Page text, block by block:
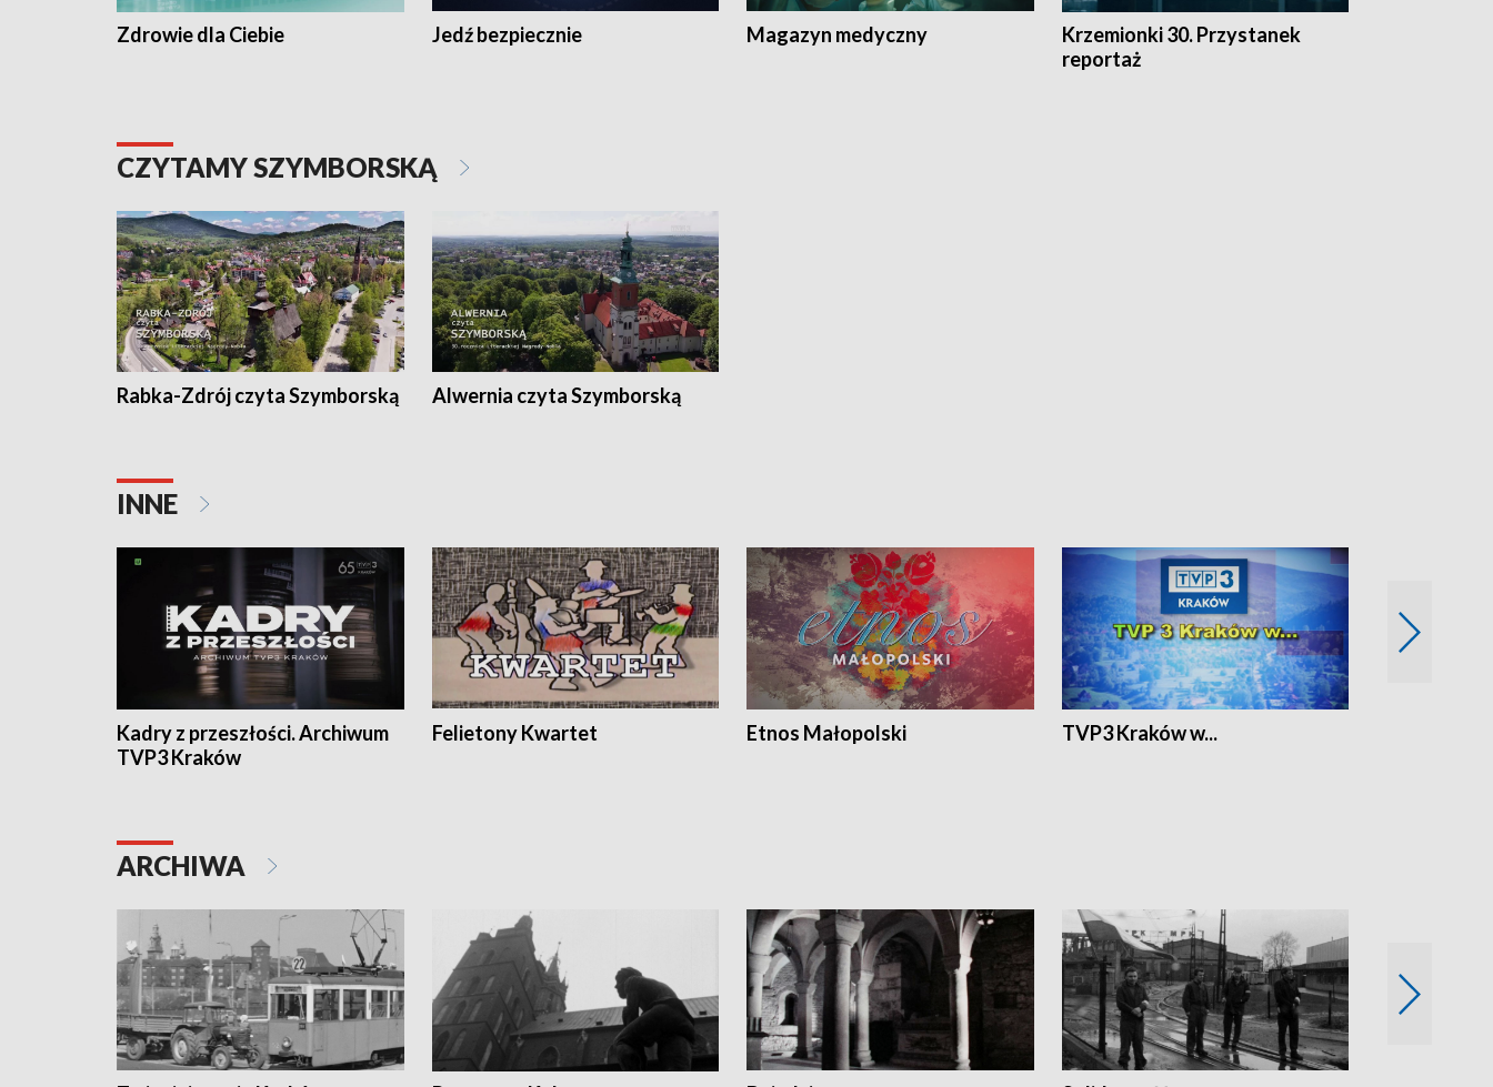
Zdrowie dla Ciebie Jedź bezpiecznie Magazyn medyczny
Krzemionki 30. Przystanek
reportaż
CZYTAMY SZYMBORSKĄ
Rabka-Zdrój czyta Szymborską Alwernia czyta Szymborską
INNE
Kadry z przeszłości. Archiwum
TVP3 Kraków
Felietony Kwartet Etnos Małopolski TVP3 Kraków w...
ARCHIWA